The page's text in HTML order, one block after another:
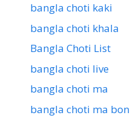
bangla choti kaki
bangla choti khala
Bangla Choti List
bangla choti live
bangla choti ma
bangla choti ma bon